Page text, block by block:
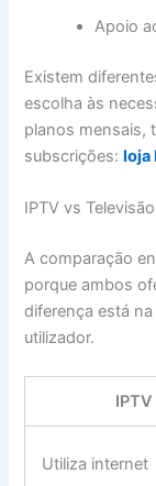
Apoio
Existem
escolha às
planos mensais,
subscrições:loja
IPTV vs
A comparação
porque ambos
diferença está
utilizador.
IPTV
Utiliza internet